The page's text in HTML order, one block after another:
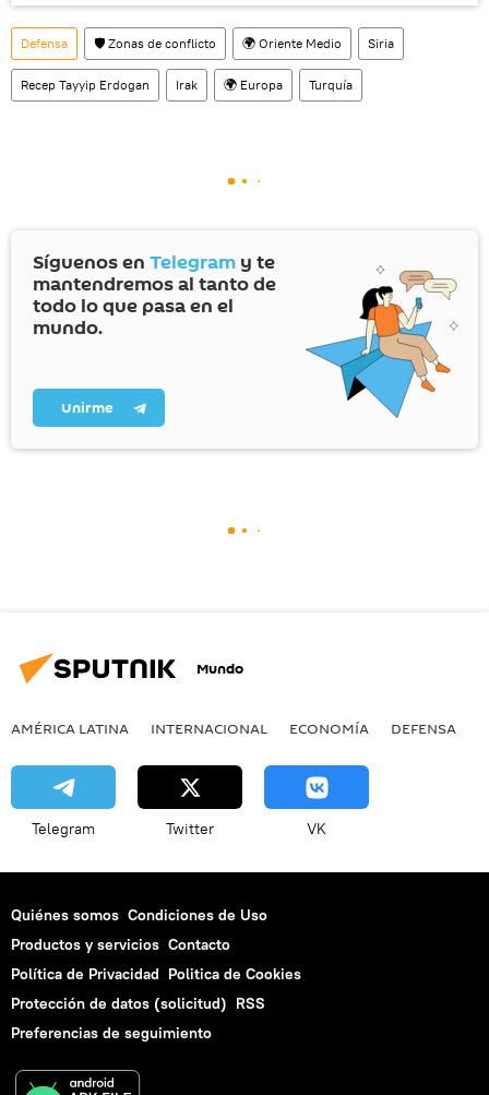
Defensa 🛡️ Zonas de conflicto 🌍 Oriente Medio Siria
Recep Tayyip Erdogan Irak 🌍 Europa Turquía
Síguenos en Telegram y te
mantendremos al tanto de
todo lo que pasa en el
mundo.
Unirme
Mundo
AMÉRICA LATINA INTERNACIONAL ECONOMÍA DEFENSA
Telegram Twitter VK
Quiénes somos Condiciones de Uso
Productos y servicios Contacto
Política de Privacidad Politica de Cookies
Protección de datos (solicitud) RSS
Preferencias de seguimiento